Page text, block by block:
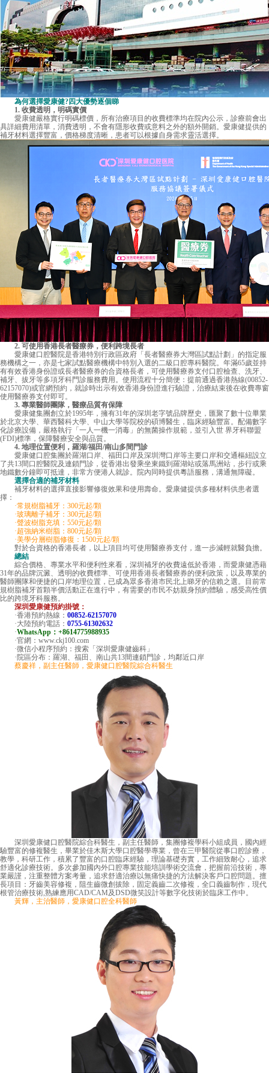
為何選擇愛康健?四大優勢逐個睇
1. 收費透明，明碼實價
愛康健嚴格實行明碼標價，所有治療項目的收費標準均在院內公示，診療前會出
具詳細費用清單，消費透明，不會有隱形收費或意料之外的額外開銷。愛康健提供的
補牙材料選擇豐富，價格梯度清晰，患者可以根據自身需求靈活選擇。
2. 可使用香港長者醫療券，便利跨境長者
愛康健口腔醫院是香港特別行政區政府「長者醫療券大灣區試點計劃」的指定服
務機構之一，亦是七家試點醫療機構中特別入選的二級口腔專科醫院。年滿65歲並持
有有效香港身份證或長者醫療券的合資格長者，可使用醫療券支付口腔檢查、洗牙、
補牙、拔牙等多項牙科門診服務費用。使用流程十分簡便：提前通過香港熱線(00852-
62157070)或官網預約，就診時出示有效香港身份證進行驗證，治療結束後在收費專窗
使用醫療券支付即可。
3. 專業醫師團隊，醫療品質有保障
愛康健集團創立於1995年，擁有31年的深圳老字號品牌歷史，匯聚了數十位畢業
於北京大學、華西醫科大學、中山大學等院校的碩博醫生，臨床經驗豐富。配備數字
化診療設備，嚴格執行「一人一機一消毒」的無菌操作規範，並引入世 界牙科聯盟
(FDI)標準，保障醫療安全與品質。
4. 地理位置便利，羅湖/福田/南山多間門診
愛康健口腔集團於羅湖口岸、福田口岸及深圳灣口岸等主要口岸和交通樞紐設立
了共13間口腔醫院及連鎖門診，從香港出發乘坐東鐵到羅湖站或落馬洲站，步行或乘
地鐵數分鐘即可抵達，非常方便港人就診。院內同時提供粵語服務，溝通無障礙。
選擇合適的補牙材料
補牙材料的選擇直接影響修復效果和使用壽命。愛康健提供多種材料供患者選
擇：
·常規樹脂補牙：300元起/顆
·玻璃離子補牙：300元起/顆
·聲波樹脂充填：550元起/顆
·超強納米樹脂：800元起/顆
·美學分層樹脂修復：1500元起/顆
對於合資格的香港長者，以上項目均可使用醫療券支付，進一步減輕就醫負擔。
總結
綜合價格、專業水平和便利性來看，深圳補牙的收費遠低於香港，而愛康健憑藉
31年的品牌沉澱、透明的收費標準、可使用香港長者醫療券的便利政策，以及專業的
醫師團隊和便捷的口岸地理位置，已成為眾多香港市民北上睇牙的信賴之選。目前常
規樹脂補牙首顆半價活動正在進行中，有需要的市民不妨親身預約體驗，感受高性價
比的跨境牙科服務。
深圳愛康健預約掛號：
·香港預約熱線： 00852-62157070
·大陸預約電話： 0755-61302632
·WhatsApp：+8614775988935
·官網：www.ckj100.com
·微信小程序預約：搜索「深圳愛康健齒科」
·院區分布：羅湖、福田、南山共13間連鎖門診，均鄰近口岸
蔡慶祥，副主任醫師，愛康健口腔醫院綜合科醫生
深圳愛康健口腔醫院綜合科醫生，副主任醫師，集團修複學科小組成員，國內經
驗豐富的修複醫生，畢業於佳木斯大學口腔醫學專業，曾在三甲醫院從事口腔診療，
教學，科研工作，積累了豐富的口腔臨床經驗，理論基礎夯實，工作細致耐心，追求
舒適化診療技術。多次參加國內外口腔專業技能培訓學術交流會，把握前沿技術，專
業嚴謹，注重整體方案考量，追求舒適治療以無痛快捷的方法解決客戶口腔問題。擅
長項目：牙齒美容修複，阻生齒微創拔除，固定義齒二次修複，全口義齒制作，現代
根管治療技術,熟練應用CAD/CAM及DSD微笑設計等數字化技術於臨床工作中。
黃輝，主治醫師，愛康健口腔全科醫師